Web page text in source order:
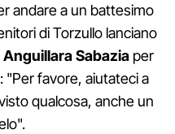
andare a un battesimo
di Torzullo lanciano
Sabazia per
"Per favore, aiutateci a
qualcosa, anche un